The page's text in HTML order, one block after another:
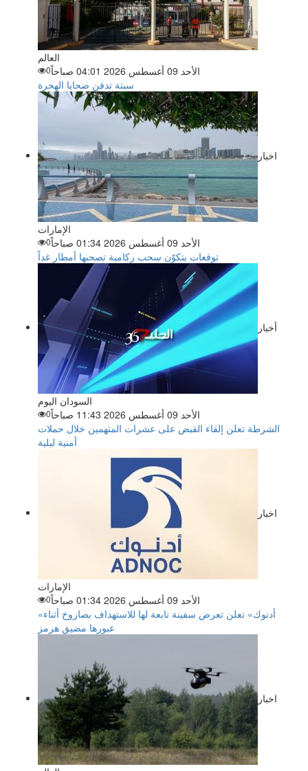
العالم
الأحد 09 أغسطس 2026 04:01 صباحاً
0
سبتة تدفن ضحايا الهجرة
اخبار
الإمارات
الأحد 09 أغسطس 2026 01:34 صباحاً
0
توقعات بتكوّن سحب ركامية تصحبها أمطار غداً
أخبار
السودان اليوم
الأحد 09 أغسطس 2026 11:43 صباحاً
0
الشرطة تعلن إلقاء القبض على عشرات المتهمين خلال حملات
أمنية ليلية
اخبار
الإمارات
الأحد 09 أغسطس 2026 01:34 صباحاً
0
«أدنوك» تعلن تعرض سفينة تابعة لها للاستهداف بصاروخ أثناء
عبورها مضيق هرمز
اخبار